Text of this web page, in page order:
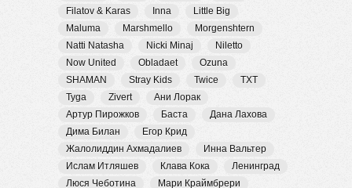
Filatov & Karas
Inna
Little Big
Maluma
Marshmello
Morgenshtern
Natti Natasha
Nicki Minaj
Niletto
Now United
Obladaet
Ozuna
SHAMAN
Stray Kids Twice
TXT
Tyga
Zivert
Ани Лорак
Артур Пирожков
Баста
Дана Лахова
Дима Билан
Егор Крид
Жалолиддин Ахмадалиев
Инна Вальтер
Ислам Итляшев
Клава Кока
Ленинград
Люся Чеботина
Мари Краймбрери